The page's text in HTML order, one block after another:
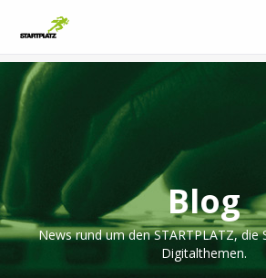
Blog
News rund um den STARTPLATZ, die
Digitalthemen.